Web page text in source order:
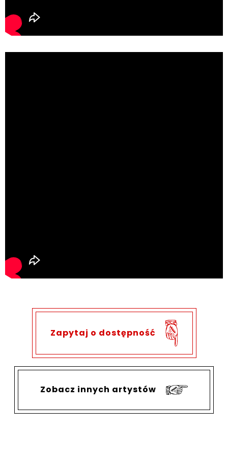
Zapytaj o dostępność
Zobacz innych artystów